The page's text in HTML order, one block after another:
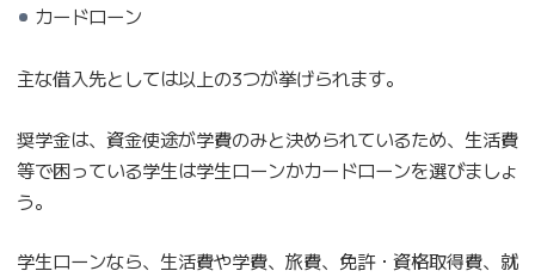
カードローン
主な借入先としては以上の3つが挙げられます。
奨学金は、資金使途が学費のみと決められているため、生活費
等で困っている学生は学生ローンかカードローンを選びましょ
う。
学生ローンなら、生活費や学費、旅費、免許・資格取得費、就